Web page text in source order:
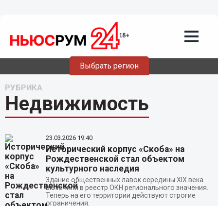
Выбрать регион
РУБРИКА
Недвижимость
23.03.2026 19:40
Исторический корпус «Скоба» на
Рождественской стал объектом
культурного наследия
Здание общественных лавок середины XIX века
включили в реестр ОКН регионального значения.
Теперь на его территории действуют строгие
ограничения.